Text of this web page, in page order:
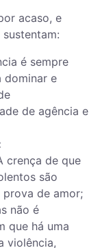
acaso, e
é sempre
dominar e
de agência e
crença de que
são
de amor;
não é
que há uma
violência,